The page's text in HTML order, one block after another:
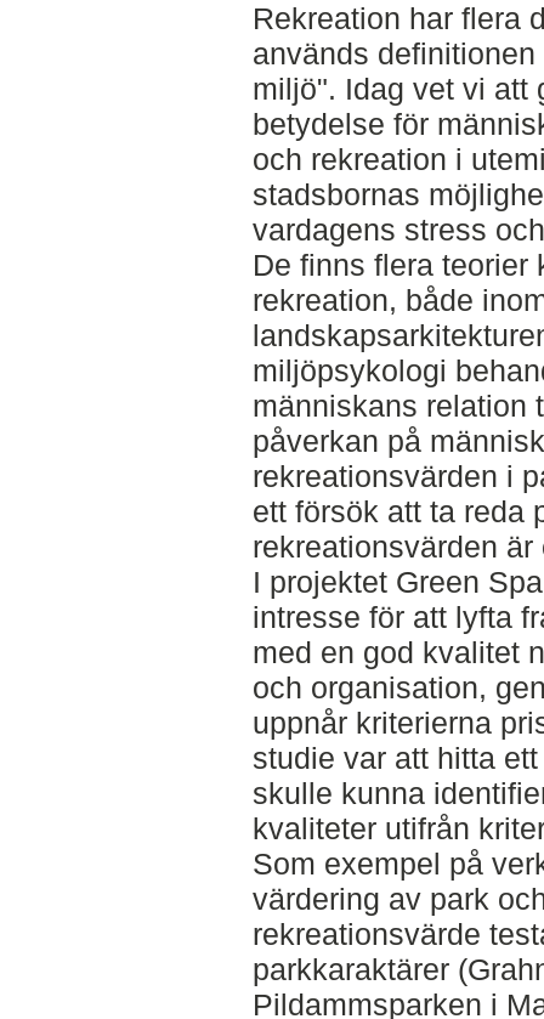
Rekreation har flera
används
miljö". Idag vet vi att
betydelse för
och rekreation i
stadsbornas
vardagens stress
De finns flera teorier
rekreation, både
miljöpsykologi
människans relation
påverkan på
rekreationsvärden i
ett försök att ta reda
rekreationsvärden
I projektet Green
intresse för att lyfta
med en god kvalitet
och organisation,
uppnår kriterierna
studie var att hitta
skulle kunna
kvaliteter utifrån
Som exempel på
värdering av park
rekreationsvärde
parkkaraktärer
Pildammsparken i